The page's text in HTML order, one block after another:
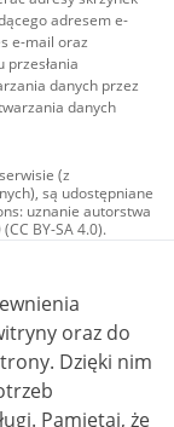
adresem e-
e-mail oraz
danych przez
danych
(z
są udostępniane
uznanie autorstwa
BY-SA 4.0).
materiały
licencji typu
użycie
4.0 (CC BY-
inaczej.
oraz do
nim
że